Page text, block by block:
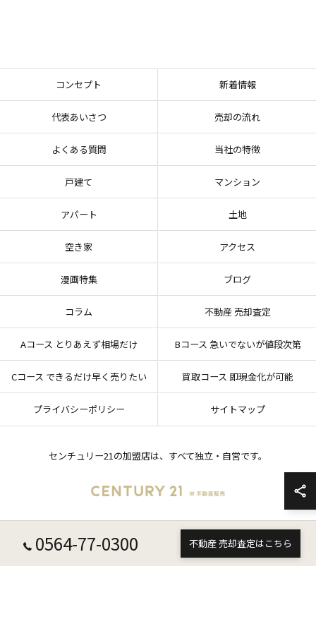
0564-77-0300 不動産 売却査定はこちら
コンセプト 新着情報
代表あいさつ 売却の流れ
よくある質問 当社の特徴
戸建て マンション
アパート 土地
空き家 アクセス
漫画特集 ブログ
コラム 不動産 売却査定
Aコース とりあえず相場だけ Bコース 急いでないが値段次第
Cコース できるだけ早く売りたい 買取コース 即現金化が可能
プライバシーポリシー サイトマップ
センチュリー21の加盟店は、すべて独立・自営です。
© 2026 愛知県岡崎市の不動産売却ならセンチュリー21 W不動産販売 ALL RIGHTS
RESERVED.